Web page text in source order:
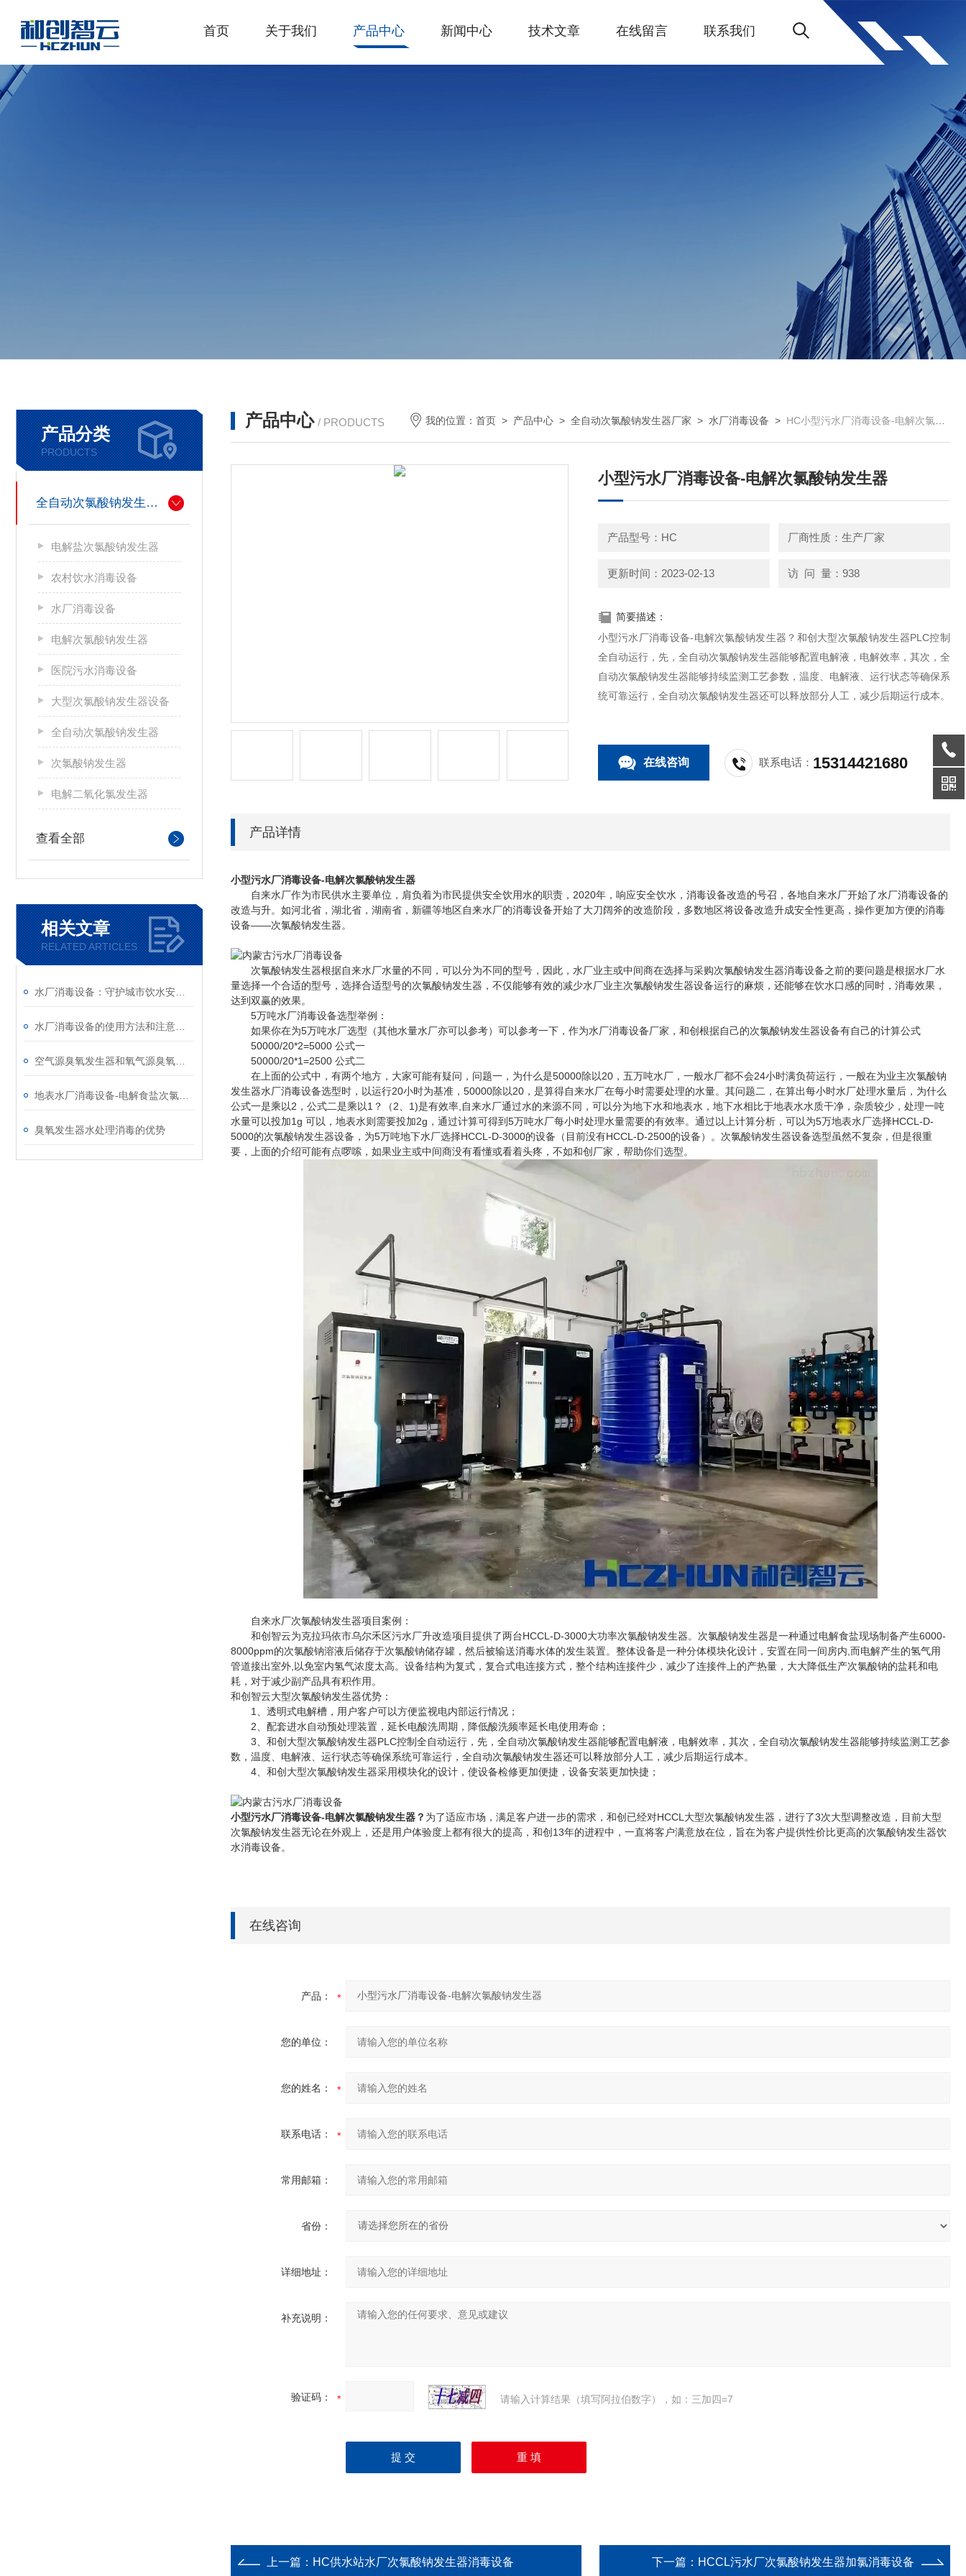
首页 关于我们 产品中心 新闻中心 技术文章 在线留言 联系我们
产品分类
PRODUCTS
全自动次氯酸钠发生器厂家
电解盐次氯酸钠发生器
农村饮水消毒设备
水厂消毒设备
电解次氯酸钠发生器
医院污水消毒设备
大型次氯酸钠发生器设备
全自动次氯酸钠发生器
次氯酸钠发生器
电解二氧化氯发生器
查看全部
相关文章
RELATED ARTICLES
臭氧发生器水处理消毒的优势
产品中心 / PRODUCTS 我的位置：首页 > 产品中心 >全自动次氯酸钠发生器厂家 > 水厂消毒设备 > HC小型污水厂消毒设备-电解次氯酸钠发生器
小型污水厂消毒设备-电解次氯酸钠发生器
产品型号：HC 厂商性质：生产厂家
更新时间：2023-02-13 访 问 量：938
简要描述：
小型污水厂消毒设备-电解次氯酸钠发生器？和创大型次氯酸钠发生器PLC控制
全自动运行，先，全自动次氯酸钠发生器能够配置电解液，电解效率，其次，全
自动次氯酸钠发生器能够持续监测工艺参数，温度、电解液、运行状态等确保系
统可靠运行，全自动次氯酸钠发生器还可以释放部分人工，减少后期运行成本。
在线咨询 联系电话： 15314421680
产品详情
小型污水厂消毒设备-电解次氯酸钠发生器
自来水厂作为市民供水主要单位，肩负着为市民提供安全饮用水的职责，2020年，响应安全饮水，消毒设备改造的号召，各地自来水厂开始了水厂消毒设备的
改造与升。如河北省，湖北省，湖南省，新疆等地区自来水厂的消毒设备开始了大刀阔斧的改造阶段，多数地区将设备改造升成安全性更高，操作更加方便的消毒
设备——次氯酸钠发生器。
次氯酸钠发生器根据自来水厂水量的不同，可以分为不同的型号，因此，水厂业主或中间商在选择与采购次氯酸钠发生器消毒设备之前的要问题是根据水厂水
量选择一个合适的型号，选择合适型号的次氯酸钠发生器，不仅能够有效的减少水厂业主次氯酸钠发生器设备运行的麻烦，还能够在饮水口感的同时，消毒效果，
达到双赢的效果。
5万吨水厂消毒设备选型举例：
如果你在为5万吨水厂选型（其他水量水厂亦可以参考）可以参考一下，作为水厂消毒设备厂家，和创根据自己的次氯酸钠发生器设备有自己的计算公式
50000/20*2=5000 公式一
50000/20*1=2500 公式二
在上面的公式中，有两个地方，大家可能有疑问，问题一，为什么是50000除以20，五万吨水厂，一般水厂都不会24小时满负荷运行，一般在为业主次氯酸钠
发生器水厂消毒设备选型时，以运行20小时为基准，50000除以20，是算得自来水厂在每小时需要处理的水量。其问题二，在算出每小时水厂处理水量后，为什么
公式一是乘以2，公式二是乘以1？（2、1)是有效率,自来水厂通过水的来源不同，可以分为地下水和地表水，地下水相比于地表水水质干净，杂质较少，处理一吨
水量可以投加1g 可以，地表水则需要投加2g，通过计算可得到5万吨水厂每小时处理水量需要的有效率。通过以上计算分析，可以为5万地表水厂选择HCCL-D-
5000的次氯酸钠发生器设备，为5万吨地下水厂选择HCCL-D-3000的设备（目前没有HCCL-D-2500的设备）。次氯酸钠发生器设备选型虽然不复杂，但是很重
要，上面的介绍可能有点啰嗦，如果业主或中间商没有看懂或看着头疼，不如和创厂家，帮助你们选型。
自来水厂次氯酸钠发生器项目案例：
和创智云为克拉玛依市乌尔禾区污水厂升改造项目提供了两台HCCL-D-3000大功率次氯酸钠发生器。次氯酸钠发生器是一种通过电解食盐现场制备产生6000-
8000ppm的次氯酸钠溶液后储存于次氯酸钠储存罐，然后被输送消毒水体的发生装置。整体设备是一种分体模块化设计，安置在同一间房内,而电解产生的氢气用
管道接出室外,以免室内氢气浓度太高。设备结构为复式，复合式电连接方式，整个结构连接件少，减少了连接件上的产热量，大大降低生产次氯酸钠的盐耗和电
耗，对于减少副产品具有积作用。
和创智云大型次氯酸钠发生器优势：
1、透明式电解槽，用户客户可以方便监视电内部运行情况；
2、配套进水自动预处理装置，延长电酸洗周期，降低酸洗频率延长电使用寿命；
3、和创大型次氯酸钠发生器PLC控制全自动运行，先，全自动次氯酸钠发生器能够配置电解液，电解效率，其次，全自动次氯酸钠发生器能够持续监测工艺参
数，温度、电解液、运行状态等确保系统可靠运行，全自动次氯酸钠发生器还可以释放部分人工，减少后期运行成本。
4、和创大型次氯酸钠发生器采用模块化的设计，使设备检修更加便捷，设备安装更加快捷；
小型污水厂消毒设备-电解次氯酸钠发生器？ 为了适应市场，满足客户进一步的需求，和创已经对HCCL大型次氯酸钠发生器，进行了3次大型调整改造，目前大型
次氯酸钠发生器无论在外观上，还是用户体验度上都有很大的提高，和创13年的进程中，一直将客户满意放在位，旨在为客户提供性价比更高的次氯酸钠发生器饮
水消毒设备。
在线咨询
产品：
您的单位：
您的姓名：
联系电话：
常用邮箱：
省份：
详细地址：
补充说明：
验证码： 请输入计算结果（填写阿拉伯数字），如：三加四=7
上一篇： HC供水站水厂次氯酸钠发生器消毒设备 下一篇： HCCL污水厂次氯酸钠发生器加氯消毒设备